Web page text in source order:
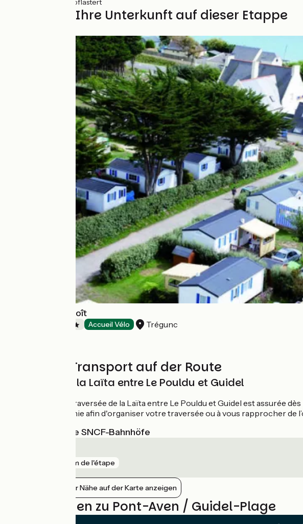
(14%) Ungepflastert
Finden Sie Ihre Unterkunft auf dieser Etappe
Camping Le Suroît
Accueil Vélo Trégunc
Züge und Transport auf der Route
Traversée de la Laïta entre Le Pouldu et Guidel
Actuellement, la traversée de la Laïta entre Le Pouldu et Guidel est assurée
site de la compagnie afin d'organiser votre traversée ou à vous rapprocher
Nächstgelegene SNCF-Bahnhöfe
9 km de l'étape
Bahnhöfe in der Nähe auf der Karte anzeigen
Bewertungen zu Pont-Aven / Guidel-Plage